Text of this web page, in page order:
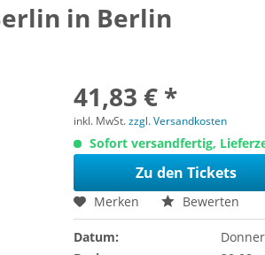
in Berlin
41,83 € *
inkl. MwSt.zzgl. Versandkosten
Sofort versandfertig,
Zu den Tickets
Merken Bewerten
Datum: